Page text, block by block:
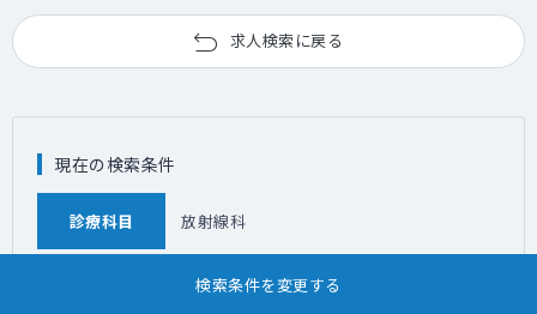
求人検索に戻る
検索条件を変更する
現在の検索条件
診療科目 放射線科
未入力